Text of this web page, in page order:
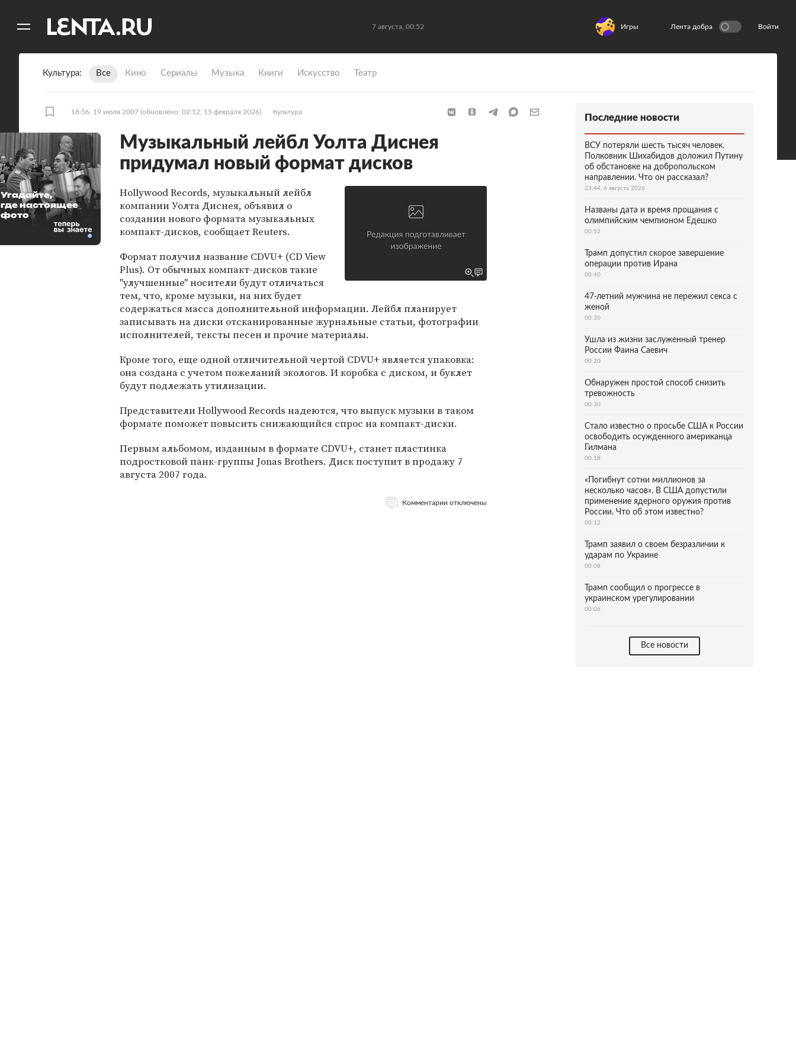
7 августа, 00:52 Игры Лента добра Войти
Культура Все Кино Сериалы Музыка Книги Искусство Театр
18:56, 19 июля 2007 (обновлено: 02:12, 15 февраля 2026) Культура
Музыкальный лейбл Уолта Диснея
придумал новый формат дисков
Hollywood Records, музыкальный лейбл
компании Уолта Диснея, объявил о
создании нового формата музыкальных
компакт-дисков, сообщает Reuters.
Формат получил название CDVU+ (CD View
Plus). От обычных компакт-дисков такие
"улучшенные" носители будут отличаться
тем, что, кроме музыки, на них будет
содержаться масса дополнительной информации. Лейбл планирует
записывать на диски отсканированные журнальные статьи, фотографии
исполнителей, тексты песен и прочие материалы.
Кроме того, еще одной отличительной чертой CDVU+ является упаковка:
она создана с учетом пожеланий экологов. И коробка с диском, и буклет
будут подлежать утилизации.
Представители Hollywood Records надеются, что выпуск музыки в таком
формате поможет повысить снижающийся спрос на компакт-диски.
Первым альбомом, изданным в формате CDVU+, станет пластинка
подростковой панк-группы Jonas Brothers. Диск поступит в продажу 7
августа 2007 года.
Комментарии отключены
Угадайте,
где настоящее
фото
Последние новости
ВСУ потеряли шесть тысяч человек.
Полковник Шихабидов доложил Путину
об обстановке на добропольском
направлении. Что он рассказал?
23:44, 6 августа 2026
Названы дата и время прощания с
олимпийским чемпионом Едешко
00:52
Трамп допустил скорое завершение
операции против Ирана
00:40
47-летний мужчина не пережил секса с
женой
00:30
Ушла из жизни заслуженный тренер
России Фаина Саевич
00:20
Обнаружен простой способ снизить
тревожность
00:30
Стало известно о просьбе США к России
освободить осужденного американца
Гилмана
00:18
«Погибнут сотни миллионов за
несколько часов». В США допустили
применение ядерного оружия против
России. Что об этом известно?
00:12
Трамп заявил о своем безразличии к
ударам по Украине
00:08
Трамп сообщил о прогрессе в
украинском урегулировании
00:06
Все новости